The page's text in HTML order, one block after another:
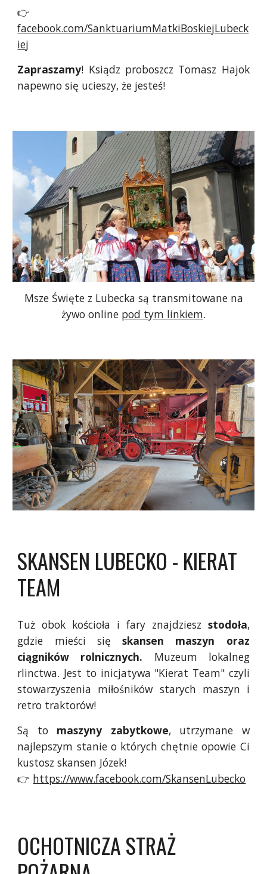
👉
facebook.com/SanktuariumMatkiBoskiejLubeck
iej
Zapraszamy! Ksiądz proboszcz Tomasz Hajok
napewno się ucieszy, że jesteś!
Msze Święte z Lubecka są transmitowane na
żywo online pod tym linkiem.
SKANSEN LUBECKO - KIERAT
TEAM
Tuż obok kościoła i fary znajdziesz stodoła,
gdzie mieści sięskansen maszyn oraz
ciągników rolnicznych. Muzeum lokalneg
rlinctwa. Jest to inicjatywa "Kierat Team" czyli
stowarzyszenia miłośników starych maszyn i
retro traktorów!
Są to maszyny zabytkowe, utrzymane w
najlepszym stanie o których chętnie opowie Ci
kustosz skansen Józek!
👉 https://www.facebook.com/SkansenLubecko
OCHOTNICZA STRAŻ